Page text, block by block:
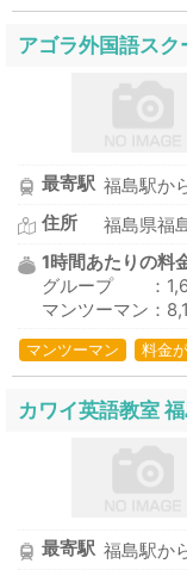
アゴラ外国語ス
最寄駅 福島駅か
住所
福島県福
1時間あたりの料
グループ ：
マンツーマン：
マンツーマン 料金
カワイ英語教室
最寄駅 福島駅か